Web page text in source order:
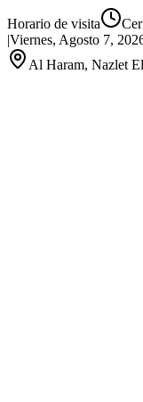
Horario de visita
|Viernes, Agosto 7,
Al Haram, Nazlet